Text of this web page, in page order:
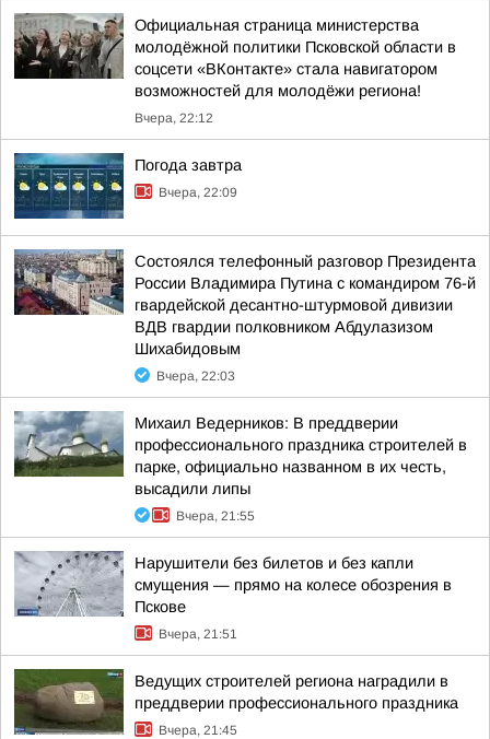
Официальная страница министерства
молодёжной политики Псковской области в
соцсети «ВКонтакте» стала навигатором
возможностей для молодёжи региона!
Вчера, 22:12
Погода завтра
Вчера, 22:09
Состоялся телефонный разговор Президента
России Владимира Путина с командиром 76-й
гвардейской десантно-штурмовой дивизии
ВДВ гвардии полковником Абдулазизом
Шихабидовым
Вчера, 22:03
Михаил Ведерников: В преддверии
профессионального праздника строителей в
парке, официально названном в их честь,
высадили липы
Вчера, 21:55
Нарушители без билетов и без капли
смущения — прямо на колесе обозрения в
Пскове
Вчера, 21:51
Ведущих строителей региона наградили в
преддверии профессионального праздника
Вчера, 21:45